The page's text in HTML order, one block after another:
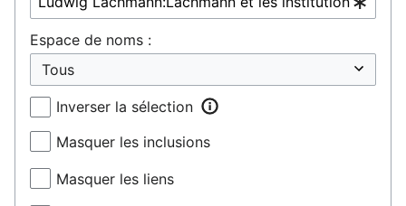
Espace de noms :
Inverser la sélection
Masquer les inclusions
Masquer les liens